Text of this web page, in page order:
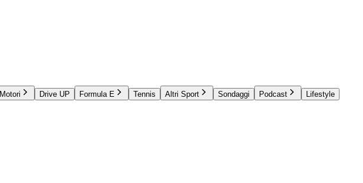
Motori Drive UP Formula E Tennis Altri Sport Sondaggi Podcast
Lifestyle